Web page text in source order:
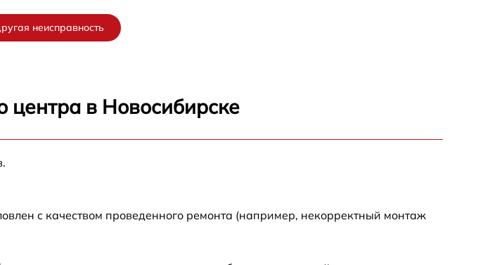
неисправность
центра в Новосибирске
с качеством проведенного ремонта (например, некорректный монтаж